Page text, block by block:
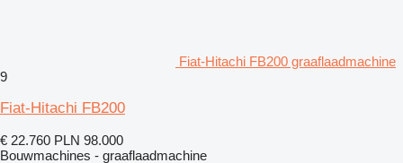
Fiat-Hitachi FB200 graaflaadmachine
9
Fiat-Hitachi FB200
€ 22.760 PLN 98.000
Bouwmachines - graaflaadmachine